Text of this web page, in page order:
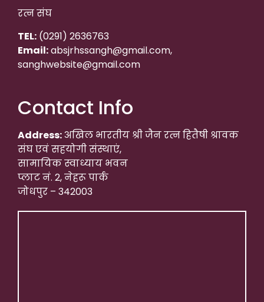
रत्न संघ
TEL: (0291) 2636763
Email:absjrhssangh@gmail.com,
sanghwebsite@gmail.com
Contact Info
Address:अखिल भारतीय श्री जैन रत्न हितैषी श्रावक
संघ एवं सहयोगी संस्थाएं,
सामायिक स्वाध्याय भवन
प्लाट नं. 2, नेहरू पार्क
जोधपुर – 342003